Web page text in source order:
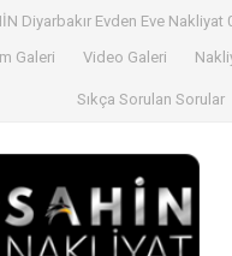
Diyarbakır Evden Eve Nakliyat
Galeri
Video Galeri
Sıkça Sorulan Sorular